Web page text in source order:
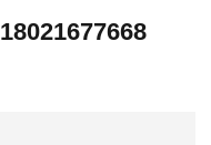
18021677668